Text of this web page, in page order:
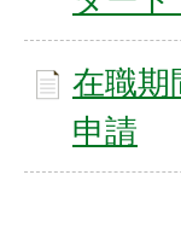
在職期
申請